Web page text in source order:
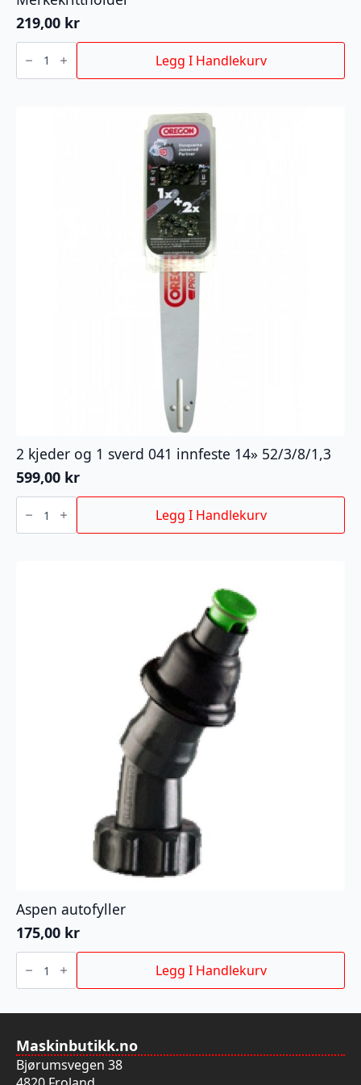
219,00 kr
Merkekrittholder
antall Legg I Handlekurv
2 kjeder og 1 sverd 041 innfeste 14» 52/3/8/1,3
599,00 kr
2
kjeder
1
Legg I Handlekurv
Aspen autofyller
175,00 kr
Aspen
autofyller Legg I Handlekurv
Maskinbutikk.no
Bjørumsvegen 38